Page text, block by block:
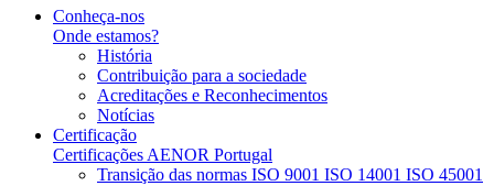
Conheça-nos
Onde estamos?
História
Contribuição para a sociedade
Acreditações e Reconhecimentos
Notícias
Certificação
Certificações AENOR Portugal
Transição das normas ISO 9001 ISO 14001 ISO 45001